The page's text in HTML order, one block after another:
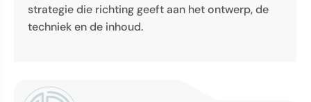
strategie die richting geeft aan het ontwerp, de
techniek en de inhoud.